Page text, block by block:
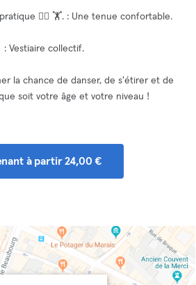
🧘‍♀️ 🏋️. : Une tenue confortable.
: Vestiaire collectif.
la chance de danser, de s'étirer et de
soit votre âge et votre niveau !
à partir 24,00 €